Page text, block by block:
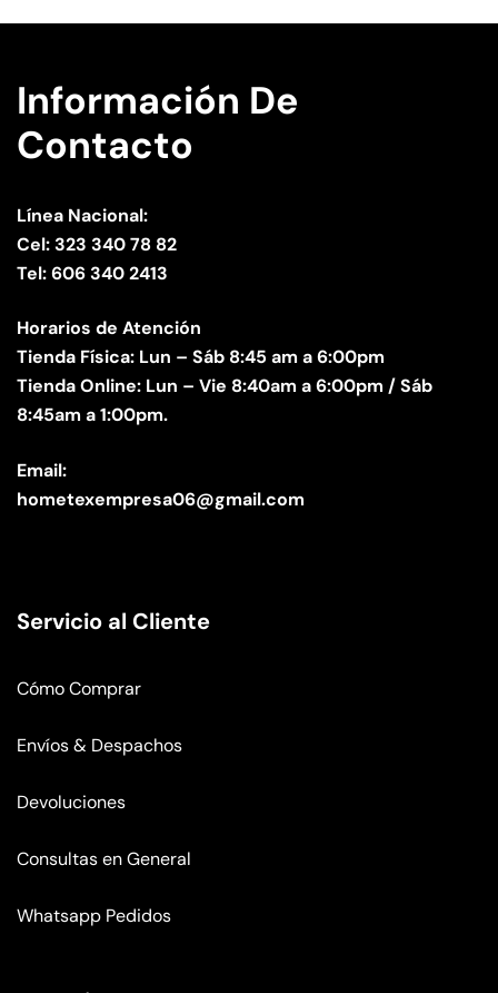
Información De
Contacto
Línea Nacional:
Cel: 323 340 78 82
Tel: 606 340 2413
Horarios de Atención
Tienda Física: Lun – Sáb 8:45 am a 6:00pm
Tienda Online: Lun – Vie 8:40am a 6:00pm / Sáb
8:45am a 1:00pm.
Email:
hometexempresa06@gmail.com
Servicio al Cliente
Cómo Comprar
Envíos & Despachos
Devoluciones
Consultas en General
Whatsapp Pedidos